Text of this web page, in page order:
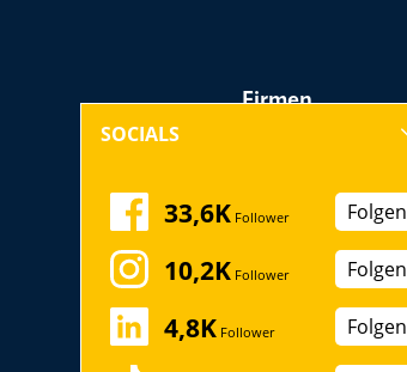
Firmen
Messen, Seminare,
Kongresse
Startup
SOCIALS
33,6K Follower Folgen
10,2K Follower Folgen
4,8K Follower Folgen